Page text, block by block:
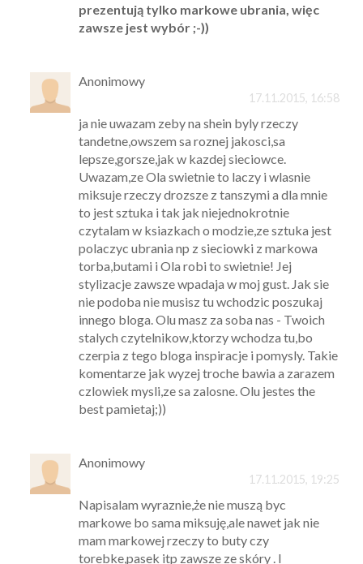
prezentują tylko markowe ubrania, więc
zawsze jest wybór ;-))
Anonimowy
17.11.2015, 16:58
ja nie uwazam zeby na shein byly rzeczy
tandetne,owszem sa roznej jakosci,sa
lepsze,gorsze,jak w kazdej sieciowce.
Uwazam,ze Ola swietnie to laczy i wlasnie
miksuje rzeczy drozsze z tanszymi a dla mnie
to jest sztuka i tak jak niejednokrotnie
czytalam w ksiazkach o modzie,ze sztuka jest
polaczyc ubrania np z sieciowki z markowa
torba,butami i Ola robi to swietnie! Jej
stylizacje zawsze wpadaja w moj gust. Jak sie
nie podoba nie musisz tu wchodzic poszukaj
innego bloga. Olu masz za soba nas - Twoich
stalych czytelnikow,ktorzy wchodza tu,bo
czerpia z tego bloga inspiracje i pomysly. Takie
komentarze jak wyzej troche bawia a zarazem
czlowiek mysli,ze sa zalosne. Olu jestes the
best pamietaj;))
Anonimowy
17.11.2015, 19:25
Napisalam wyraznie,że nie muszą byc
markowe bo sama miksuję,ale nawet jak nie
mam markowej rzeczy to buty czy
torebke,pasek itp zawsze ze skóry . I